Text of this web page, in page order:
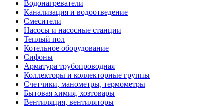
Водонагреватели
Канализация и водоотведение
Смесители
Насосы и насосные станции
Теплый пол
Котельное оборудование
Сифоны
Арматура трубопроводная
Коллекторы и коллекторные группы
Счетчики, манометры, термометры
Бытовая химия, хозтовары
Вентиляция, вентиляторы